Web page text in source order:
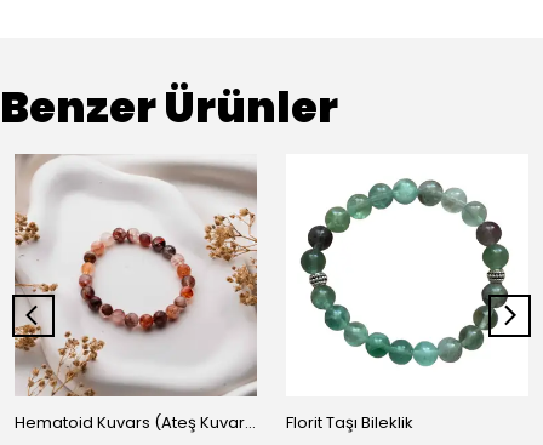
Benzer Ürünler
Hematoid Kuvars (Ateş Kuvarsı) Doğaltaş Bileklik - Enerji ve Denge 8 mm Florit Taşı Bileklik